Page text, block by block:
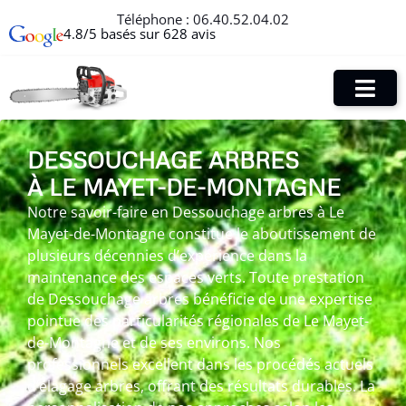
Téléphone : 06.40.52.04.02
4.8/5 basés sur 628 avis
DESSOUCHAGE ARBRES
À LE MAYET-DE-MONTAGNE
Notre savoir-faire en Dessouchage arbres à Le
Mayet-de-Montagne constitue le aboutissement de
plusieurs décennies d’expérience dans la
maintenance des espaces verts. Toute prestation
de Dessouchage arbres bénéficie de une expertise
pointue des particularités régionales de Le Mayet-
de-Montagne et de ses environs. Nos
professionnels excellent dans les procédés actuels
d’élagage arbres, offrant des résultats durables. La